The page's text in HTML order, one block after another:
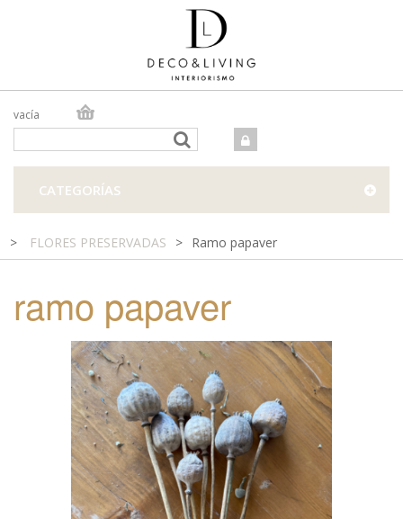
vacía
TIENDA FÍSICA
CATEGORÍAS
> FLORES PRESERVADAS > Ramo papaver
ramo papaver